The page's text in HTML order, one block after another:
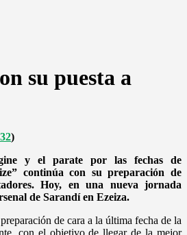
su puesta a
)
y el parate por las fechas de
continúa con su preparación de
Hoy, en una nueva jornada
de Sarandí en Ezeiza.
de cara a la última fecha de la
con el objetivo de llegar de la mejor